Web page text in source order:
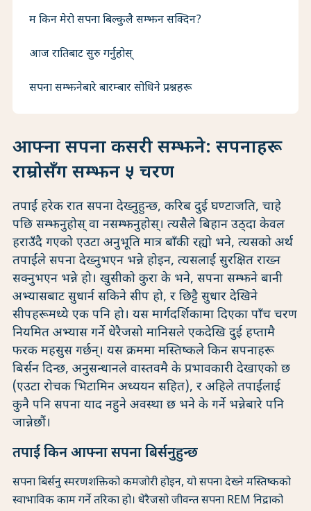
आफ्ना सपना कसरी सम्झने: सपनाहरू
राम्रोसँग सम्झन ५ चरण
तपाईं हरेक रात सपना देख्नुहुन्छ, करिब दुई घण्टाजति, चाहे
पछि सम्झनुहोस् वा नसम्झनुहोस्। त्यसैले बिहान उठ्दा केवल
हराउँदै गएको एउटा अनुभूति मात्र बाँकी रह्यो भने, त्यसको अर्थ
तपाईंले सपना देख्नुभएन भन्ने होइन, त्यसलाई सुरक्षित राख्न
सक्नुभएन भन्ने हो। खुसीको कुरा के भने, सपना सम्झने बानी
अभ्यासबाट सुधार्न सकिने सीप हो, र छिट्टै सुधार देखिने
सीपहरूमध्ये एक पनि हो। यस मार्गदर्शिकामा दिएका पाँच चरण
नियमित अभ्यास गर्ने धेरैजसो मानिसले एकदेखि दुई हप्तामै
फरक महसुस गर्छन्। यस क्रममा मस्तिष्कले किन सपनाहरू
बिर्सन दिन्छ, अनुसन्धानले वास्तवमै के प्रभावकारी देखाएको छ
(एउटा रोचक भिटामिन अध्ययन सहित), र अहिले तपाईंलाई
कुनै पनि सपना याद नहुने अवस्था छ भने के गर्ने भन्नेबारे पनि
जान्नेछौं।
तपाईं किन आफ्ना सपना बिर्सनुहुन्छ
सपना बिर्सनु स्मरणशक्तिको कमजोरी होइन, यो सपना देख्ने मस्तिष्कको
स्वाभाविक काम गर्ने तरिका हो। धेरैजसो जीवन्त सपना REM निद्राको
म किन मेरो सपना बिल्कुलै सम्झन सक्दिन?
आज रातिबाट सुरु गर्नुहोस्
सपना सम्झनेबारे बारम्बार सोधिने प्रश्नहरू